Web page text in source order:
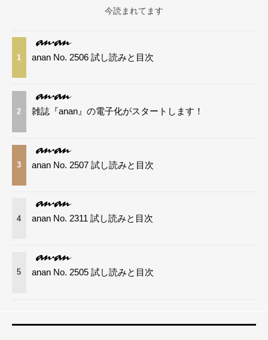
今読まれてます
1 anan No. 2506 試し読みと目次
2 雑誌『anan』の電子化がスタートします！
3 anan No. 2507 試し読みと目次
4 anan No. 2311 試し読みと目次
5 anan No. 2505 試し読みと目次